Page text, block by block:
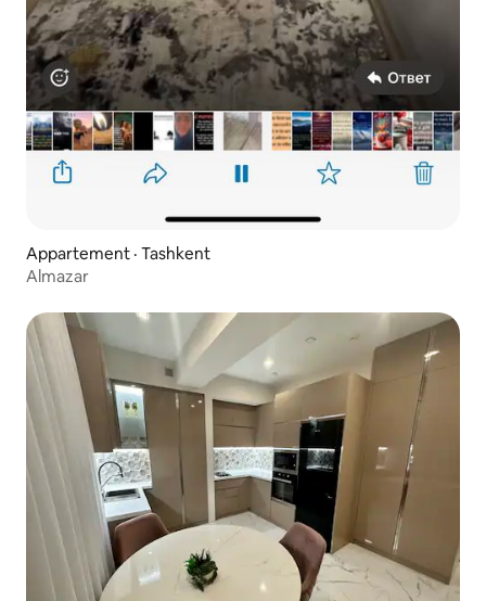
Appartement · Tashkent
Almazar